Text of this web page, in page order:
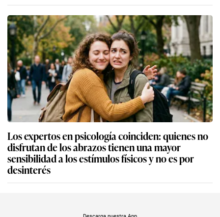
Los expertos en psicología coinciden: quienes no
disfrutan de los abrazos tienen una mayor
sensibilidad a los estímulos físicos y no es por
desinterés